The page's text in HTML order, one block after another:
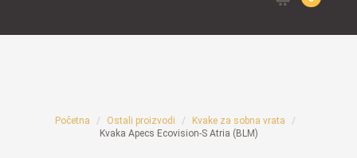
Početna Ostali proizvodi
Kvake za sobna vrata
Kvaka Apecs Ecovision-S Atria (BLM)